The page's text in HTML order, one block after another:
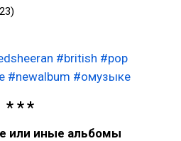
#british #pop
#newalbum #омузыке
или иные альбомы